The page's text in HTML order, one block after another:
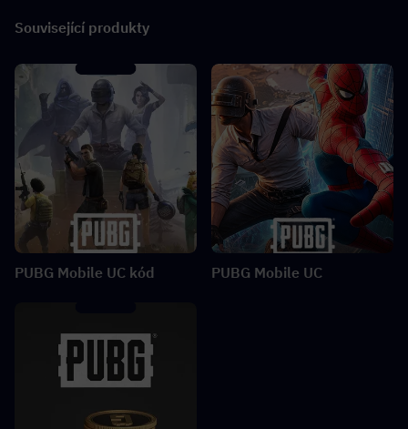
Související produkty
PUBG Mobile UC kód PUBG Mobile UC